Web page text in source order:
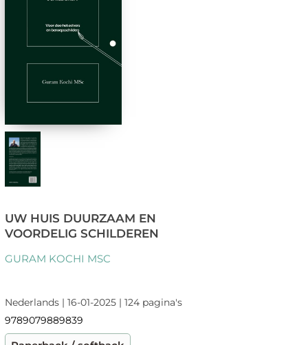
UW HUIS DUURZAAM EN
VOORDELIG SCHILDEREN
GURAM KOCHI MSC
Nederlands | 16-01-2025 | 124 pagina's
9789079889839